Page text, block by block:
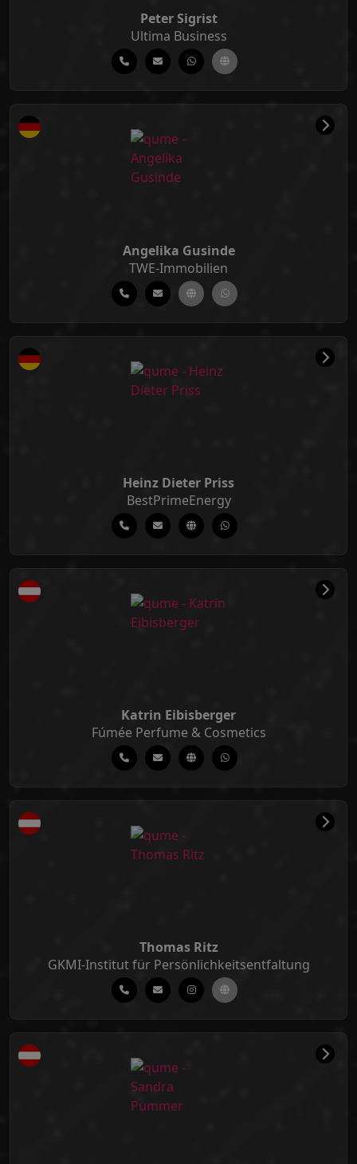
Peter Sigrist
Ultima Business
Angelika Gusinde
TWE-Immobilien
Heinz Dieter Priss
BestPrimeEnergy
Katrin Eibisberger
Fúmée Perfume & Cosmetics
Thomas Ritz
GKMI-Institut für Persönlichkeitsentfaltung